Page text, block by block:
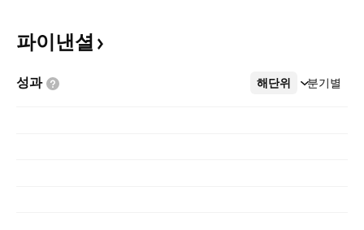
파이낸셜
성과 해단위 분기별
더보기